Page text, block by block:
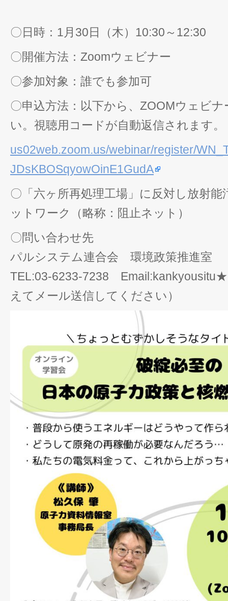
〇日時：1月30日（木）10:30～12:30
〇開催方法：Zoomウェビナー
〇参加対象：誰でも参加可
〇申込方法：以下から、ZOOMウェビ
い。視聴用コードが自動返信されます
us02web.zoom.us/webinar/register/
JDsKBOSqyowOinE1GudA
〇「六ヶ所再処理工場」に反対し放射
ットワーク（略称：阻止ネット）
〇問い合わせ先
パルシステム連合会 環境政策推進室
TEL:03‐6233‐7238
えてメール送信してください）